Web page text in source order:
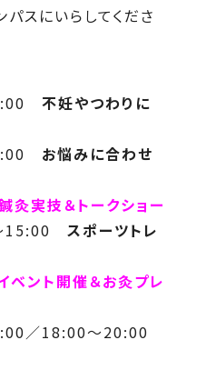
スにいらしてくださ
不妊やつわりに
お悩みに合わせ
実技＆トークショー
15:00 スポーツトレ
ント開催＆お灸プレ
／18:00～20:00